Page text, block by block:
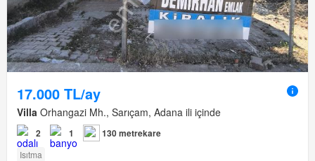
17.000 TL/ay
Villa Orhangazi Mh., Sarıçam, Adana ili içinde
2 1 130 metrekare
Isıtma